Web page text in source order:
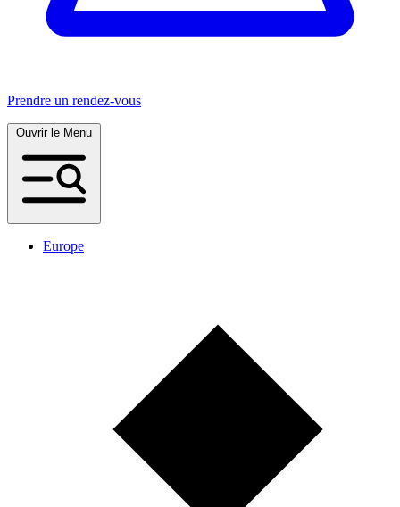
Prendre un rendez-vous
Europe